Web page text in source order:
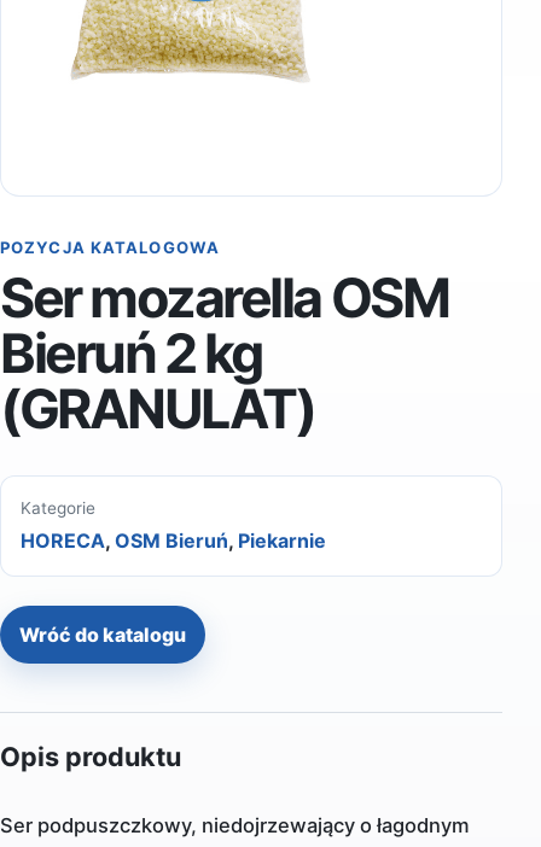
POZYCJA KATALOGOWA
Ser mozarella OSM
Bieruń 2 kg
(GRANULAT)
Kategorie
HORECA, OSM Bieruń, Piekarnie
Wróć do katalogu
Opis produktu
Ser podpuszczkowy, niedojrzewający o łagodnym